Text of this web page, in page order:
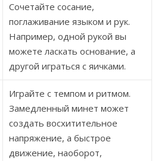
Сочетайте сосание,
поглаживание языком и рук.
Например, одной рукой вы
можете ласкать основание, а
другой играться с яичками.
Играйте с темпом и ритмом.
Замедленный минет может
создать восхитительное
напряжение, а быстрое
движение, наоборот,